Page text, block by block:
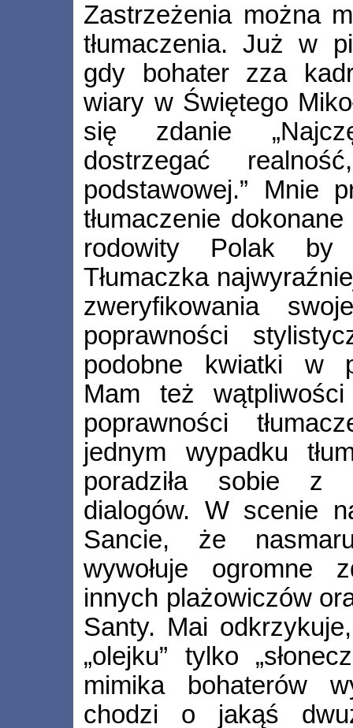
Zastrzeżenia można
tłumaczenia. Już w
gdy bohater zza
wiary w Świętego
się zdanie
dostrzegać
podstawowej.” Mnie
tłumaczenie
rodowity Polak by
Tłumaczka
zweryfikowania
poprawności
podobne kwiatki w
Mam też
poprawności
jednym wypadku
poradziła sobie z
dialogów. W scenie
Sancie, że
wywołuje ogromne
innych plażowiczów
Santy. Mai
„olejku” tylko
mimika bohaterów
chodzi o jakąś